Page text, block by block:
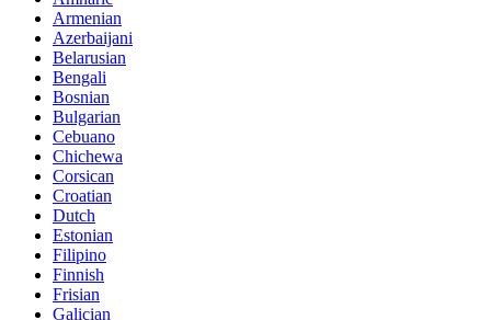
Armenian
Azerbaijani
Belarusian
Bengali
Bosnian
Bulgarian
Cebuano
Chichewa
Corsican
Croatian
Dutch
Estonian
Filipino
Finnish
Frisian
Galician